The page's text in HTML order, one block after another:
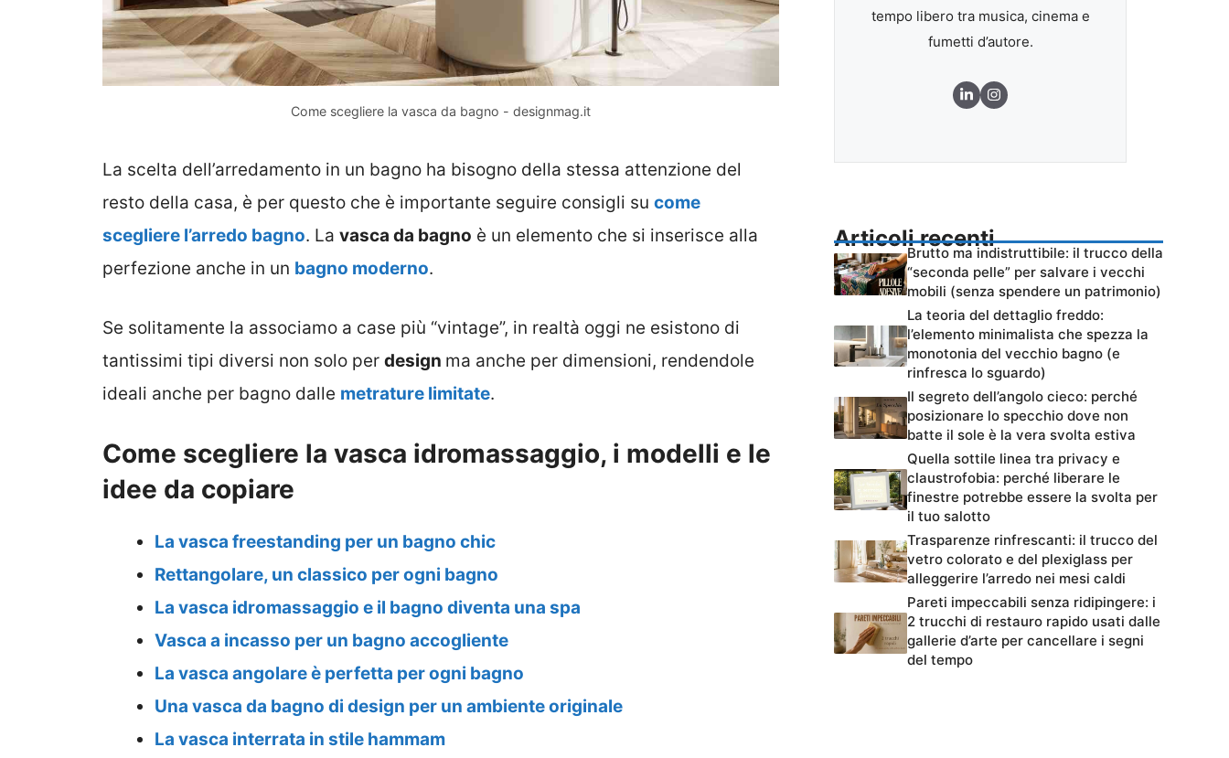
Come scegliere la vasca da bagno - designmag.it
La scelta dell’arredamento in un bagno ha bisogno della stessa attenzione del
resto della casa, è per questo che è importante seguire consigli su come
scegliere l’arredo bagno. La vasca da bagno è un elemento che si inserisce alla
perfezione anche in un bagno moderno.
Se solitamente la associamo a case più “vintage”, in realtà oggi ne esistono di
tantissimi tipi diversi non solo per design ma anche per dimensioni, rendendole
ideali anche per bagno dalle metrature limitate.
Come scegliere la vasca idromassaggio, i modelli e le
idee da copiare
La vasca freestanding per un bagno chic
Rettangolare, un classico per ogni bagno
La vasca idromassaggio e il bagno diventa una spa
Vasca a incasso per un bagno accogliente
La vasca angolare è perfetta per ogni bagno
Una vasca da bagno di design per un ambiente originale
La vasca interrata in stile hammam
tempo libero tra musica, cinema e
fumetti d’autore.
Articoli recenti
Brutto ma indistruttibile: il trucco della
“seconda pelle” per salvare i vecchi
mobili (senza spendere un patrimonio)
La teoria del dettaglio freddo:
l’elemento minimalista che spezza la
monotonia del vecchio bagno (e
rinfresca lo sguardo)
Il segreto dell’angolo cieco: perché
posizionare lo specchio dove non
batte il sole è la vera svolta estiva
Quella sottile linea tra privacy e
claustrofobia: perché liberare le
finestre potrebbe essere la svolta per
il tuo salotto
Trasparenze rinfrescanti: il trucco del
vetro colorato e del plexiglass per
alleggerire l’arredo nei mesi caldi
Pareti impeccabili senza ridipingere: i
2 trucchi di restauro rapido usati dalle
gallerie d’arte per cancellare i segni
del tempo